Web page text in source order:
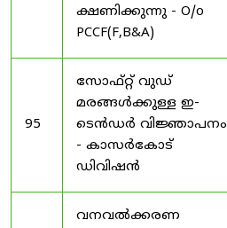
ക്ഷണിക്കുന്നു - O/o
PCCF(F,B&A)
95
സോഫ്റ്റ് വുഡ്
മരങ്ങൾക്കുള്ള ഇ-
ടെൻഡർ വിജ്ഞാപനം
- കാസർകോട്
ഡിവിഷൻ
വനവൽക്കരണ